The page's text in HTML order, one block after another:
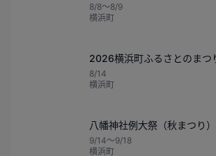
8/8〜8/9
横浜町
2026横浜町ふるさとのまつ
8/14
横浜町
八幡神社例大祭（秋まつり）
9/14〜9/18
横浜町